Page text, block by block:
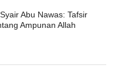
Abu Nawas: Tafsir
Ampunan Allah